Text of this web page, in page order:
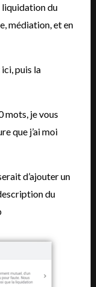
liquidation du
médiation, et en
puis la
mots, je vous
que j’ai moi
d’ajouter un
du